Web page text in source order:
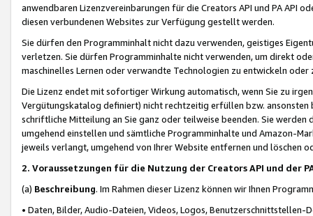
anwendbaren Lizenzvereinbarungen für die Creators API und PA API
diesen verbundenen Websites zur Verfügung gestellt werden.
Sie dürfen den Programminhalt nicht dazu verwenden, geistiges
verletzen. Sie dürfen Programminhalte nicht verwenden, um direkt
maschinelles Lernen oder verwandte Technologien zu entwickeln
Die Lizenz endet mit sofortiger Wirkung automatisch, wenn Sie zu
Vergütungskatalog definiert) nicht rechtzeitig erfüllen bzw. ansonsten
schriftliche Mitteilung an Sie ganz oder teilweise beenden. Sie werden
umgehend einstellen und sämtliche Programminhalte und Amazon-
jeweils verlangt, umgehend von Ihrer Website entfernen und löschen
2. Voraussetzungen für die Nutzung der Creators API und der
(a) Beschreibung. Im Rahmen dieser Lizenz können wir Ihnen
• Daten, Bilder, Audio-Dateien, Videos, Logos, Benutzerschnittstellen-